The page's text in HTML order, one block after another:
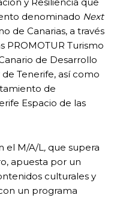
denominado Next
de Canarias, a través
PROMOTUR Turismo
de Desarrollo
Tenerife, así como
de
Espacio de las
el M/A/L , que supera
apuesta por un
culturales y
un programa